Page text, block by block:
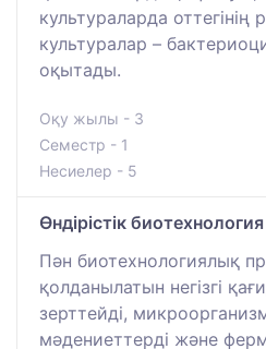
культураларда оттегінің
культуралар –
оқытады.
Оқу жылы - 3
Семестр - 1
Несиелер - 5
Өндірістік биотехнология
Пән биотехнологиялық
қолданылатын негізгі
зерттейді,
мәдениеттерді және